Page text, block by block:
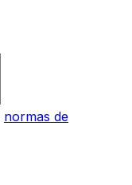
normas de